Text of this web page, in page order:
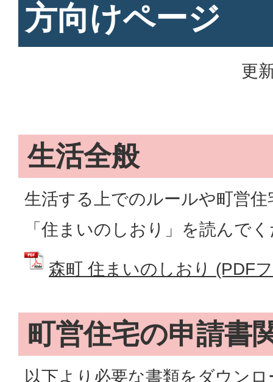
方向けページ
更
生活全般
生活する上でのルールや町営
「住まいのしおり」を読んで
森町 住まいのしおり (PDF
町営住宅の申請書
以下より必要な書類をダウン